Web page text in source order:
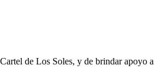
de Los Soles, y de brindar apoyo a